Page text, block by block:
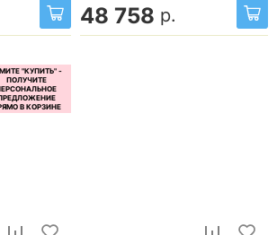
48 758 р.